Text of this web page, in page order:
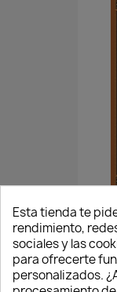
Esta tienda te
rendimiento,
sociales y las
para ofrecerte
personalizados.